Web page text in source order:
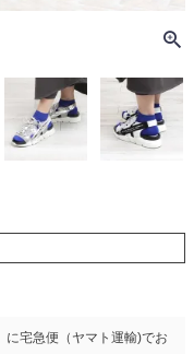
に宅急便（ヤマト運輸)でお